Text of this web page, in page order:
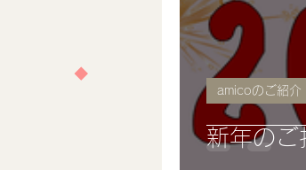
新年のご
amicoのご紹介